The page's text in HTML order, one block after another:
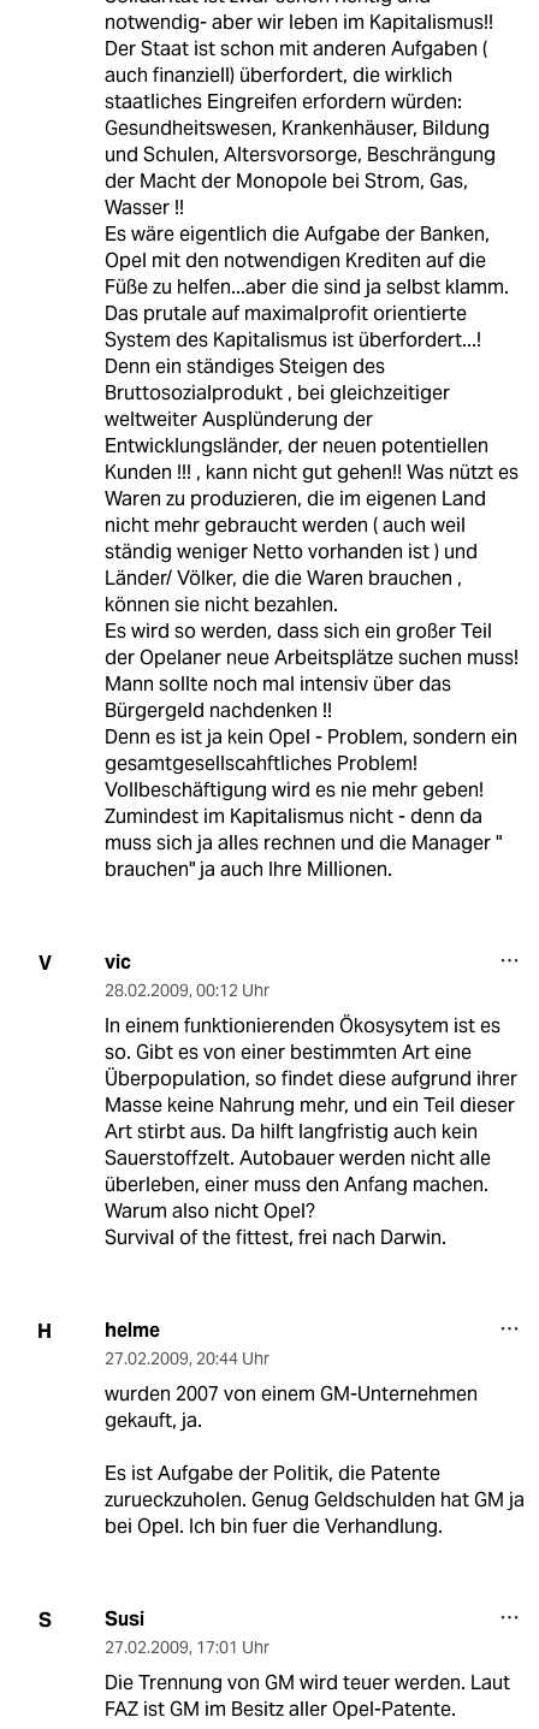
notwendig- aber wir leben im Kapitalismus!!
Der Staat ist schon mit anderen Aufgaben (
auch finanziell) überfordert, die wirklich
staatliches Eingreifen erfordern würden:
Gesundheitswesen, Krankenhäuser, Bildung
und Schulen, Altersvorsorge, Beschrängung
der Macht der Monopole bei Strom, Gas,
Wasser !!
Es wäre eigentlich die Aufgabe der Banken,
Opel mit den notwendigen Krediten auf die
Füße zu helfen...aber die sind ja selbst klamm.
Das prutale auf maximalprofit orientierte
System des Kapitalismus ist überfordert...!
Denn ein ständiges Steigen des
Bruttosozialprodukt , bei gleichzeitiger
weltweiter Ausplünderung der
Entwicklungsländer, der neuen potentiellen
Kunden !!! , kann nicht gut gehen!! Was nützt es
Waren zu produzieren, die im eigenen Land
nicht mehr gebraucht werden ( auch weil
ständig weniger Netto vorhanden ist ) und
Länder/ Völker, die die Waren brauchen ,
können sie nicht bezahlen.
Es wird so werden, dass sich ein großer Teil
der Opelaner neue Arbeitsplätze suchen muss!
Mann sollte noch mal intensiv über das
Bürgergeld nachdenken !!
Denn es ist ja kein Opel - Problem, sondern ein
gesamtgesellscahftliches Problem!
Vollbeschäftigung wird es nie mehr geben!
Zumindest im Kapitalismus nicht - denn da
muss sich ja alles rechnen und die Manager "
brauchen" ja auch Ihre Millionen.
V vic
28.02.2009, 00:12 Uhr
In einem funktionierenden Ökosysytem ist es
so. Gibt es von einer bestimmten Art eine
Überpopulation, so findet diese aufgrund ihrer
Masse keine Nahrung mehr, und ein Teil dieser
Art stirbt aus. Da hilft langfristig auch kein
Sauerstoffzelt. Autobauer werden nicht alle
überleben, einer muss den Anfang machen.
Warum also nicht Opel?
Survival of the fittest, frei nach Darwin.
H helme
27.02.2009, 20:44 Uhr
wurden 2007 von einem GM-Unternehmen
gekauft, ja.
Es ist Aufgabe der Politik, die Patente
zurueckzuholen. Genug Geldschulden hat GM ja
bei Opel. Ich bin fuer die Verhandlung.
S Susi
27.02.2009, 17:01 Uhr
Die Trennung von GM wird teuer werden. Laut
FAZ ist GM im Besitz aller Opel-Patente.